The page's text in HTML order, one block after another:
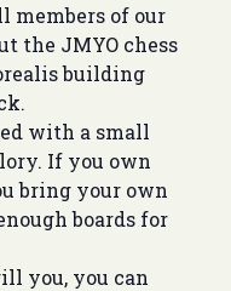
members of our
the JMYO chess
building
with a small
If you own
bring your own
boards for
you, you can